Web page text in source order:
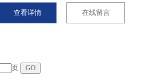
查看详情 在线留言
页